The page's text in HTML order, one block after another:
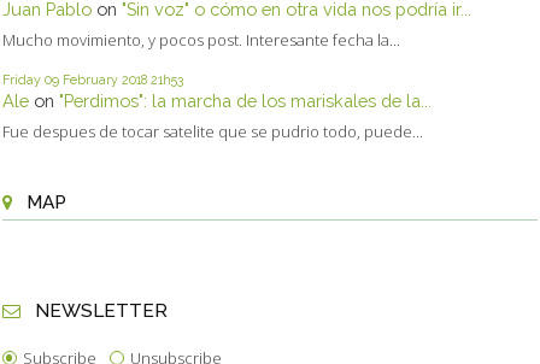
Juan Pablo on "Sin voz" o cómo en otra vida nos podría ir...
Mucho movimiento, y pocos post. Interesante fecha la...
Friday 09 February 2018 21h53
Ale on "Perdimos": la marcha de los mariskales de la...
Fue despues de tocar satelite que se pudrio todo, puede...
MAP
NEWSLETTER
Subscribe Unsubscribe